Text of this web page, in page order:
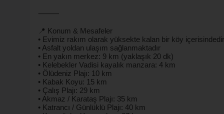
⸻
📍 Konum & Mesafeler
• Evimiz rakım olarak yüksekte kalan bir köy içerisindedir
• Asfalt yoldan ulaşım sağlanmaktadır
• En yakın merkez: 9 km (yaklaşık 20 dk)
• Kelebekler Vadisi kayalık manzara: 4 km
• Ölüdeniz Plajı: 10 km
• Kabak Koyu: 15 km
• Çalış Plajı: 29 km
• Akmaz / Karataş Plajı: 35 km
• Katrancı / Günlüklü Plajı: 40 km